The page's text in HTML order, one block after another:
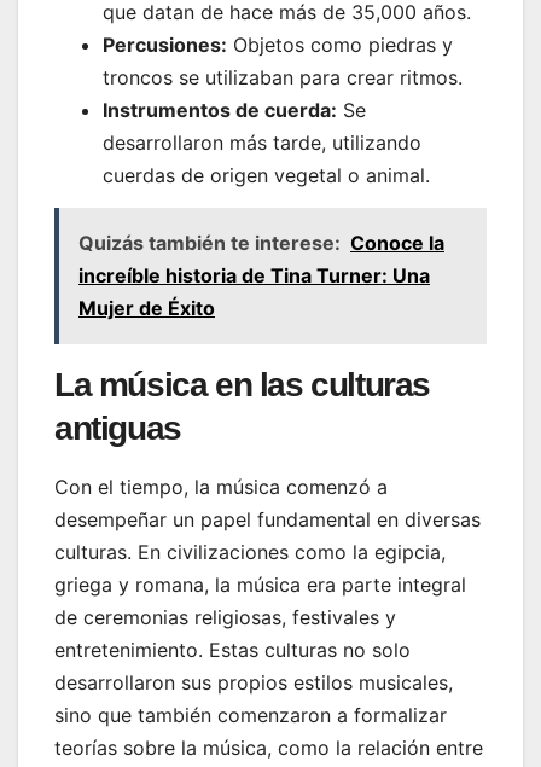
que datan de hace más de 35,000 años.
Percusiones: Objetos como piedras y
troncos se utilizaban para crear ritmos.
Instrumentos de cuerda: Se
desarrollaron más tarde, utilizando
cuerdas de origen vegetal o animal.
Quizás también te interese: Conoce la
increíble historia de Tina Turner: Una
Mujer de Éxito
La música en las culturas
antiguas
Con el tiempo, la música comenzó a
desempeñar un papel fundamental en diversas
culturas. En civilizaciones como la egipcia,
griega y romana, la música era parte integral
de ceremonias religiosas, festivales y
entretenimiento. Estas culturas no solo
desarrollaron sus propios estilos musicales,
sino que también comenzaron a formalizar
teorías sobre la música, como la relación entre